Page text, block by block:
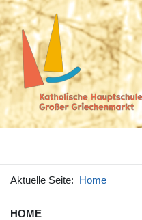
Aktuelle Seite: Home
HOME